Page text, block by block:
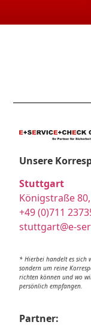
Unsere
Stuttgart
Königstraße
+49 (0)711
stuttgart@e-
* Hierbei handelt es sich
sondern um reine
richten können und wo
persönlich empfangen.
Partner: